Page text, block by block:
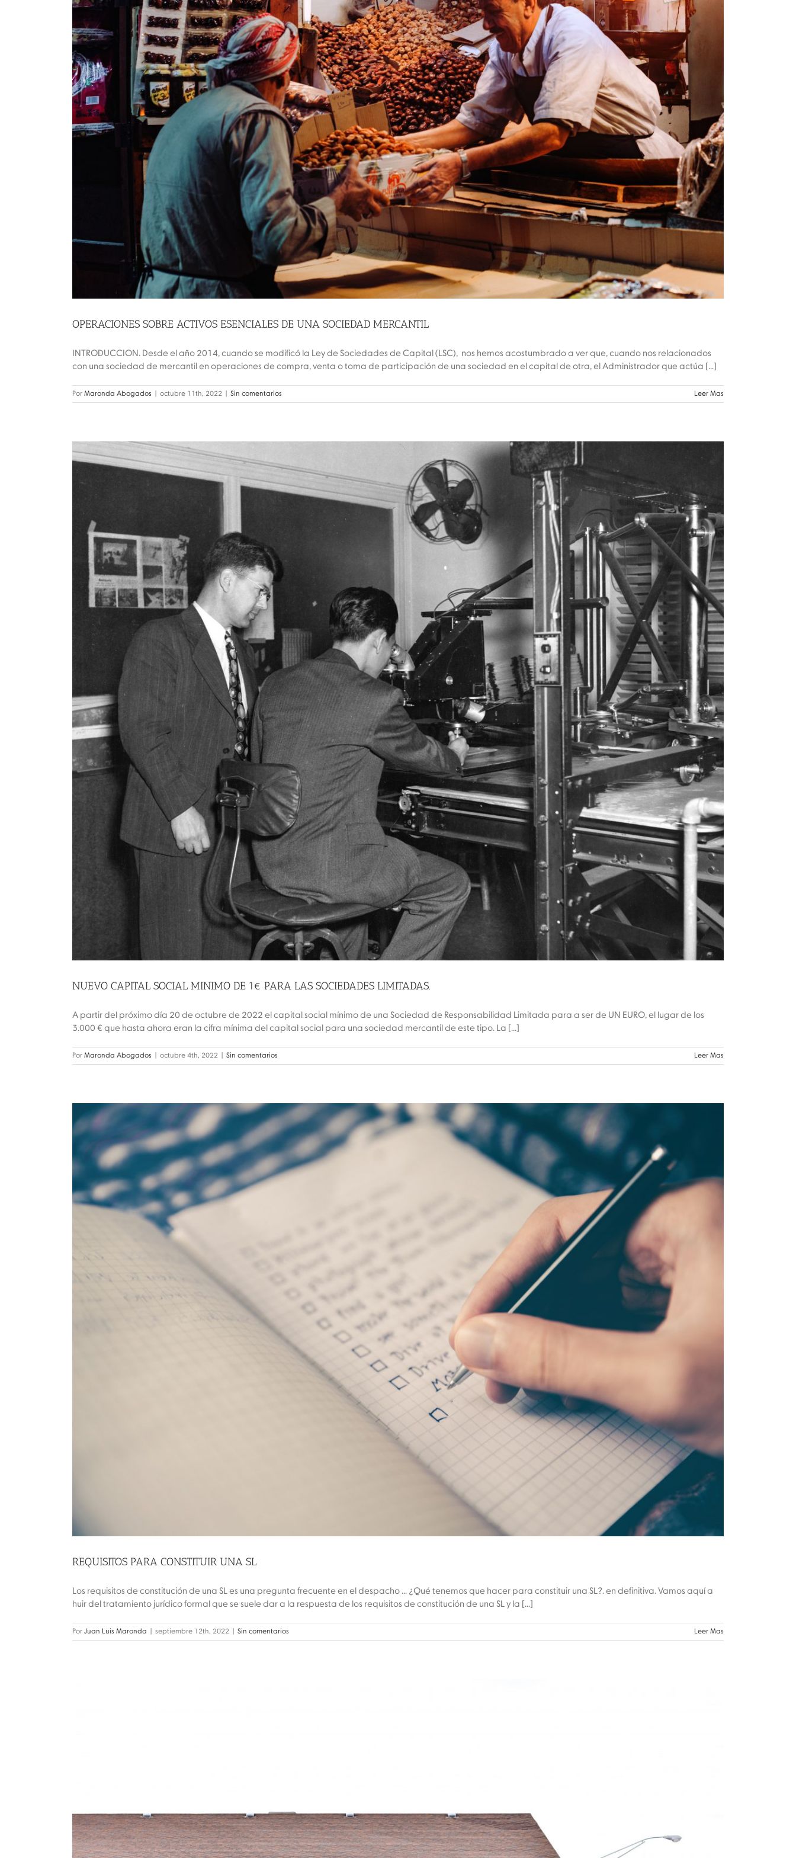
OPERACIONES SOBRE ACTIVOS ESENCIALES DE UNA SOCIEDAD MERCANTIL
INTRODUCCION. Desde el año 2014, cuando se modificó la Ley de Sociedades de Capital (LSC), nos hemos acostumbrado a ver que, cuando nos relacionados
con una sociedad de mercantil en operaciones de compra, venta o toma de participación de una sociedad en el capital de otra, el Administrador que actúa [...]
Por Maronda Abogados octubre 11th, 2022 Sin comentarios Leer Mas
NUEVO CAPITAL SOCIAL MINIMO DE 1€ PARA LAS SOCIEDADES LIMITADAS.
A partir del próximo día 20 de octubre de 2022 el capital social mínimo de una Sociedad de Responsabilidad Limitada para a ser de UN EURO, el lugar de los
3.000 € que hasta ahora eran la cifra mínima del capital social para una sociedad mercantil de este tipo. La [...]
Por Maronda Abogados octubre 4th, 2022 Sin comentarios Leer Mas
REQUISITOS PARA CONSTITUIR UNA SL
Los requisitos de constitución de una SL es una pregunta frecuente en el despacho ... ¿Qué tenemos que hacer para constituir una SL?. en definitiva. Vamos aquí a
huir del tratamiento jurídico formal que se suele dar a la respuesta de los requisitos de constitución de una SL y la [...]
Por Juan Luis Maronda septiembre 12th, 2022 Sin comentarios Leer Mas